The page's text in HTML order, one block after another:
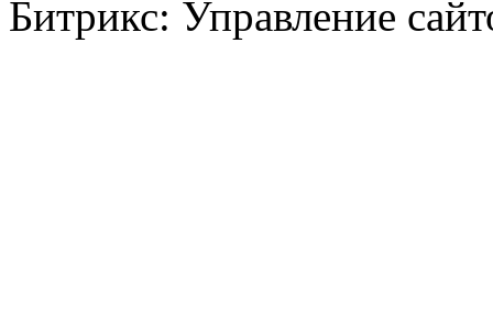
Битрикс: Управление